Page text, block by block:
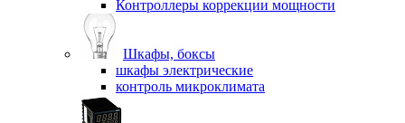
Контроллеры коррекции мощности
Шкафы, боксы
шкафы электрические
контроль микроклимата